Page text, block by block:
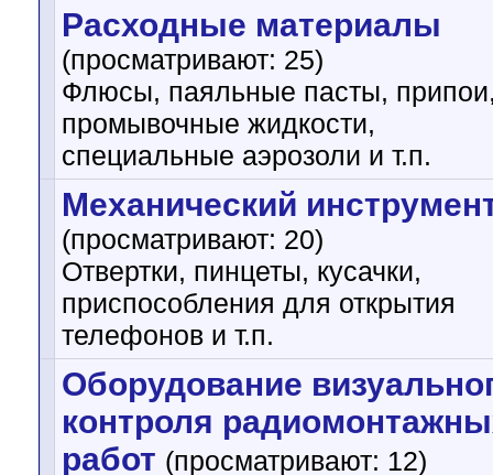
Расходные материалы
(просматривают: 25)
Флюсы, паяльные пасты,
промывочные жидкости,
специальные аэрозоли и т.п.
Механический
(просматривают: 20)
Отвертки, пинцеты, кусачки,
приспособления для открытия
телефонов и т.п.
Оборудование
контроля
работ (просматривают: 12)